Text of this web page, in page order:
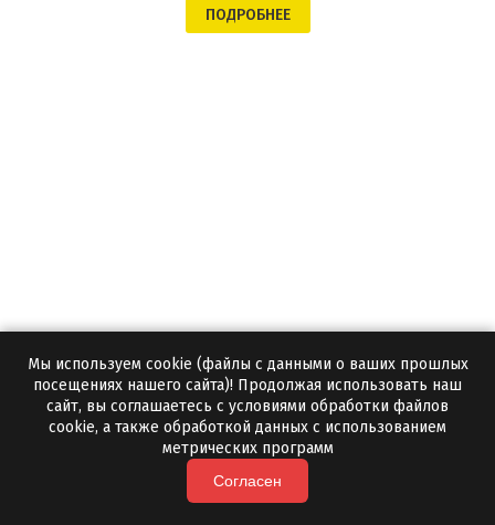
ПОДРОБНЕЕ
Колотая яшма для бани
Бесплатный образец: Да
Минимальная партия: 1 тонна
Срок отгрузки: 3-5 дней
Мы используем cookie (файлы с данными о ваших прошлых
посещениях нашего сайта)! Продолжая использовать наш
сайт, вы соглашаетесь с условиями обработки файлов
cookie, а также обработкой данных с использованием
метрических программ
Согласен